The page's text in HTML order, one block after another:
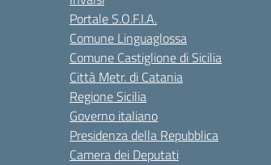
Portale S.O.F.I.A.
Comune Linguaglossa
Comune Castiglione di Sicilia
Città Metr. di Catania
Regione Sicilia
Governo italiano
Presidenza della Repubblica
Camera dei Deputati